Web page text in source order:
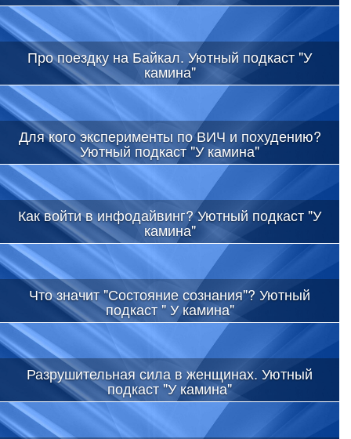
Про поездку на Байкал. Уютный подкаст "У
камина"
Для кого эксперименты по ВИЧ и похудению?
Уютный подкаст "У камина"
Как войти в инфодайвинг? Уютный подкаст "У
камина"
Что значит "Состояние сознания"? Уютный
подкаст " У камина"
Разрушительная сила в женщинах. Уютный
подкаст "У камина"